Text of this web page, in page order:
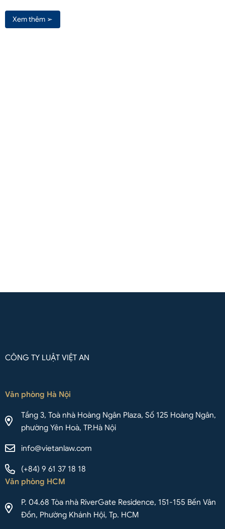
Xem thêm ➢
CÔNG TY LUẬT VIỆT AN
Văn phòng Hà Nội
Tầng 3, Toà nhà Hoàng Ngân Plaza, Số 125 Hoàng Ngân,
phường Yên Hoà, TP.Hà Nội
info@vietanlaw.com
(+84) 9 61 37 18 18
Văn phòng HCM
P. 04.68 Tòa nhà RiverGate Residence, 151-155 Bến Vân
Đồn, Phường Khánh Hội, Tp. HCM